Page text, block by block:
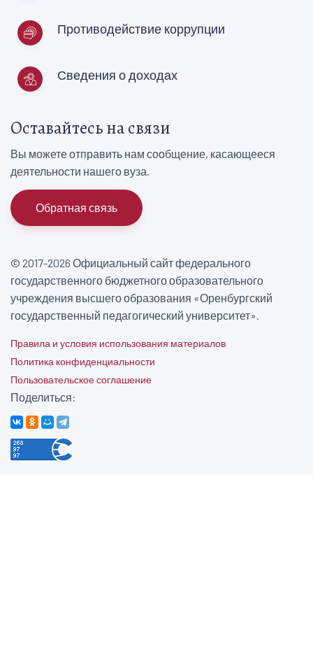
Противодействие коррупции
Сведения о доходах
Оставайтесь на связи
Вы можете отправить нам сообщение, касающееся
деятельности нашего вуза.
Обратная связь
© 2017-2026 Официальный сайт федерального
государственного бюджетного образовательного
учреждения высшего образования «Оренбургский
государственный педагогический университет».
Правила и условия использования материалов
Политика конфиденциальности
Пользовательское соглашение
Поделиться: